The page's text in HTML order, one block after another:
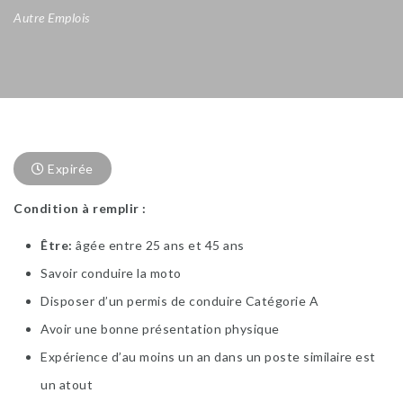
Autre Emplois
Expirée
Condition à remplir :
Être âgée entre 25 ans et 45 ans
Savoir conduire la moto
Disposer d’un permis de conduire Catégorie A
Avoir une bonne présentation physique
Expérience d’au moins un an dans un poste similaire est
un atout